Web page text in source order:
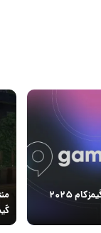
برندگان جوایز گیمزکام ۲۰۲۵